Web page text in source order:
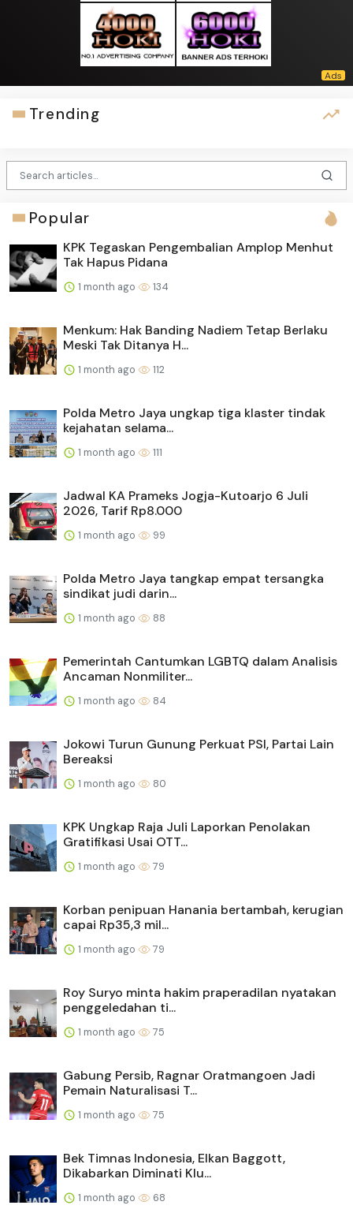
Trending
Popular
KPK Tegaskan Pengembalian Amplop Menhut
Tak Hapus Pidana
1 month ago 134
Menkum: Hak Banding Nadiem Tetap Berlaku
Meski Tak Ditanya H...
1 month ago 112
Polda Metro Jaya ungkap tiga klaster tindak
kejahatan selama...
1 month ago 111
Jadwal KA Prameks Jogja-Kutoarjo 6 Juli
2026, Tarif Rp8.000
1 month ago 99
Polda Metro Jaya tangkap empat tersangka
sindikat judi darin...
1 month ago 88
Pemerintah Cantumkan LGBTQ dalam Analisis
Ancaman Nonmiliter...
1 month ago 84
Jokowi Turun Gunung Perkuat PSI, Partai Lain
Bereaksi
1 month ago 80
KPK Ungkap Raja Juli Laporkan Penolakan
Gratifikasi Usai OTT...
1 month ago 79
Korban penipuan Hanania bertambah, kerugian
capai Rp35,3 mil...
1 month ago 79
Roy Suryo minta hakim praperadilan nyatakan
penggeledahan ti...
1 month ago 75
Gabung Persib, Ragnar Oratmangoen Jadi
Pemain Naturalisasi T...
1 month ago 75
Bek Timnas Indonesia, Elkan Baggott,
Dikabarkan Diminati Klu...
1 month ago 68